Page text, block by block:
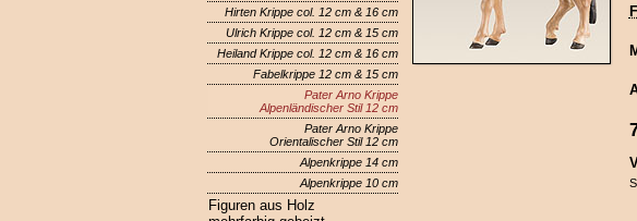
Hirten Krippe col. 12 cm & 16 cm
Ulrich Krippe col. 12 cm & 15 cm
Heiland Krippe col. 12 cm & 16 cm
Fabelkrippe 12 cm & 15 cm
Pater Arno Krippe
Alpenländischer Stil 12 cm
Pater Arno Krippe
Orientalischer Stil 12 cm
Alpenkrippe 14 cm
Alpenkrippe 10 cm
Figuren aus Holz